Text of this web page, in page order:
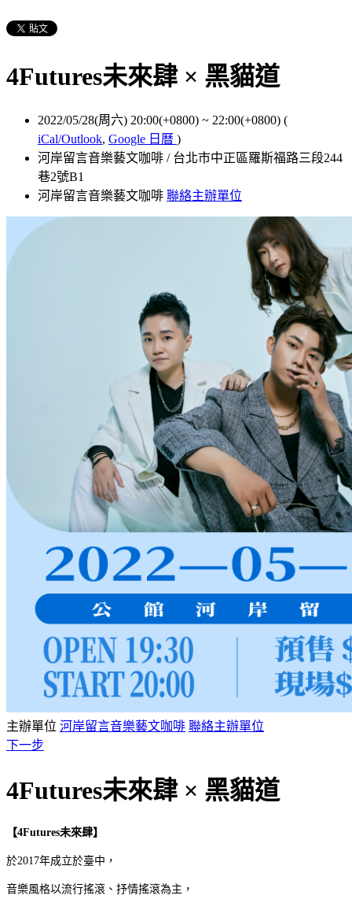
4Futures未來肆 × 黑貓道
2022/05/28(周六) 20:00(+0800) ~ 22:00(+0800) (
iCal/Outlook, Google 日曆 )
河岸留言音樂藝文咖啡 / 台北市中正區羅斯福路三段244
巷2號B1
河岸留言音樂藝文咖啡 聯絡主辦單位
主辦單位 河岸留言音樂藝文咖啡 聯絡主辦單位
下一步
4Futures未來肆 × 黑貓道
【4Futures未來肆】
於2017年成立於臺中，
音樂風格以流行搖滾、抒情搖滾為主，